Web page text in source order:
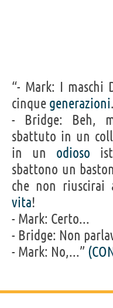
“- Mark: I maschi
cinque generazioni.
- Bridge: Beh,
sbattuto in un
in un odioso
sbattono un
che non
vita!
- Mark: Certo...
- Bridge: Non
- Mark: No,...”